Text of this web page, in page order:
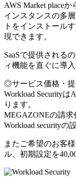
AWS Market place
インスタンスの多
トをインストール
現できます。
SaaSで提供される
ィ機能を直ぐに導
◎サービス価格・
Workload Securityは
ります。
MEGAZONEの請求
Workload securityの
またご希望のお客
ル、初期設定を